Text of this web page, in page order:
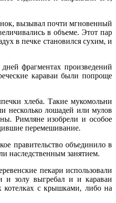
вызывал почти мгновенный
в объеме. Этот пар
в печке становился сухим, и
фрагментах произведений
караваи были попроще
хлеба. Такие мукомольни
несколько лошадей или мулов
Римляне изобрели и особое
перемешивание.
правительство объединило в
наследственным занятием.
пекари использовали
и золу выгребал и и караваи
котелках с крышками, либо на